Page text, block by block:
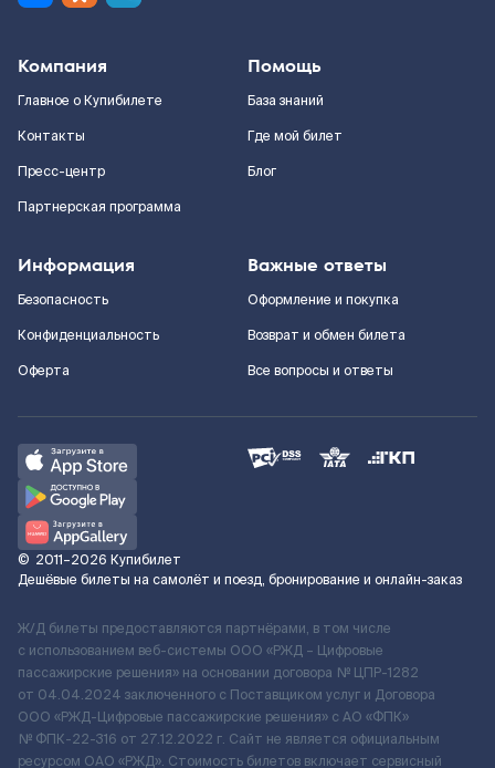
Компания
Главное о Купибилете
Контакты
Пресс-центр
Партнерская программа
Помощь
База знаний
Где мой билет
Блог
Информация
Безопасность
Конфиденциальность
Оферта
Важные ответы
Оформление и покупка
Возврат и обмен билета
Все вопросы и ответы
© 2011–2026 Купибилет
Дешёвые билеты на самолёт и поезд, бронирование и онлайн-заказ
Ж/Д билеты предоставляются партнёрами, в том числе
с использованием веб-системы ООО «РЖД – Цифровые
пассажирские решения» на основании договора № ЦПР-1282
от 04.04.2024 заключенного с Поставщиком услуг и Договора
ООО «РЖД-Цифровые пассажирские решения» c АО «ФПК»
№ ФПК-22-316 от 27.12.2022 г. Сайт не является официальным
ресурсом ОАО «РЖД». Стоимость билетов включает сервисный